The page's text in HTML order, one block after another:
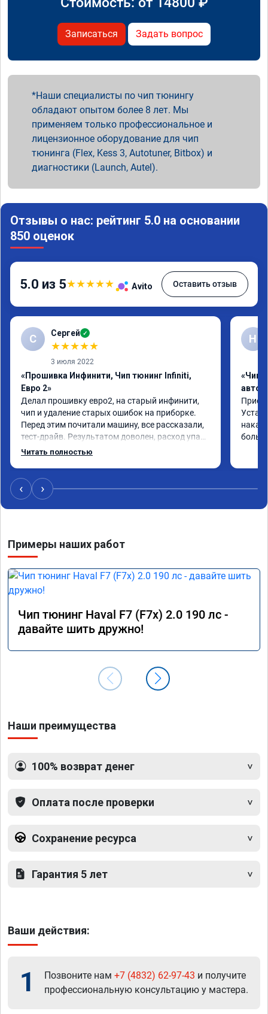
Записаться Задать вопрос
Наши специалисты по чип тюнингу
обладают опытом более 8 лет. Мы
применяем только профессиональное и
лицензионное оборудование для чип
тюнинга (Flex, Kess 3, Autotuner, Bitbox) и
диагностики (Launch, Autel).
Отзывы о нас: рейтинг 5.0 на основании
850 оценок
5.0 из 5★★★★★ Avito Оставить отзыв
С Сергей ✓
★★★★★
3 июля 2022
«Прошивка Инфинити, Чип тюнинг Infiniti,
Евро 2»
Делал прошивку евро2, на старый инфинити,
чип и удаление старых ошибок на приборке.
Перед этим почитали машину, все рассказали,
тест-драйв. Результатом доволен, расход упал,
машина стала еще чуть бодрее)
Читать полностью
Н
«Чип
накат
‹ ›
Примеры наших работ
Чип тюнинг Haval F7 (F7x) 2.0 190 лс -
давайте шить дружно!
Наши преимущества
100% возврат денег
Оплата после проверки
Сохранение ресурса
Гарантия 5 лет
Ваши действия:
1 Позвоните нам +7 (4832) 62-97-43 и получите
профессиональную консультацию у мастера.